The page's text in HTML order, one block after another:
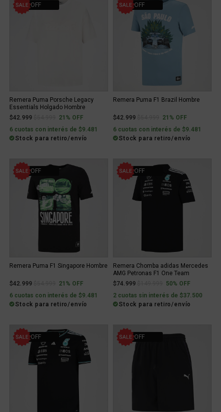
21% OFF
Remera Puma Porsche Legacy
Essentials Holgado Hombre
$42.999
Price reduced from
to21% OFF
6 cuotas con interés de $9.481
Stock para retiro/envío
21% OFF
Remera Puma F1 Brazil Hombre
$42.999 Price reduced from
to21% OFF
6 cuotas con interés de $9.481
Stock para retiro/envío
21% OFF
Remera Puma F1 Singapore Hombre
$42.999 Price reduced from
to21% OFF
6 cuotas con interés de $9.481
Stock para retiro/envío
50% OFF
Remera Chomba adidas Mercedes
AMG Petronas F1 One Team
$74.999
Price reduced from
to50% OFF
2 cuotas sin interés de $37.500
Stock para retiro/envío
52% OFF 21% OFF